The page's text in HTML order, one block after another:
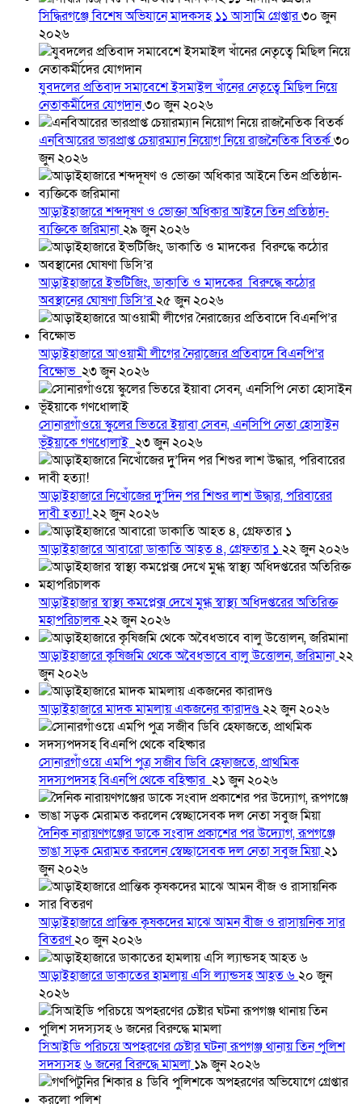
সিদ্ধিরগঞ্জে বিশেষ অভিযানে মাদকসহ ১১ আসামি গ্রেপ্তার৩০ জুন
২০২৬
যুবদলের প্রতিবাদ সমাবেশে ইসমাইল খাঁনের নেতৃত্বে মিছিল নিয়ে
নেতাকর্মীদের যোগদান৩০ জুন ২০২৬
এনবিআরের ভারপ্রাপ্ত চেয়ারম্যান নিয়োগ নিয়ে রাজনৈতিক বিতর্ক৩০
জুন ২০২৬
আড়াইহাজারে শব্দদূষণ ও ভোক্তা অধিকার আইনে তিন প্রতিষ্ঠান-
ব্যক্তিকে জরিমানা২৯ জুন ২০২৬
আড়াইহাজারে ইভটিজিং, ডাকাতি ও মাদকের বিরুদ্ধে কঠোর
অবস্থানের ঘোষণা ডিসি’র২৫ জুন ২০২৬
আড়াইহাজারে আওয়ামী লীগের নৈরাজ্যের প্রতিবাদে বিএনপি’র
বিক্ষোভ ২৩ জুন ২০২৬
সোনারগাঁওয়ে স্কুলের ভিতরে ইয়াবা সেবন, এনসিপি নেতা হোসাইন
ভূঁইয়াকে গণধোলাই ২৩ জুন ২০২৬
আড়াইহাজারে নিখোঁজের দুু’দিন পর শিশুর লাশ উদ্ধার, পরিবারের
দাবী হত্যা!২২ জুন ২০২৬
আড়াইহাজারে আবারো ডাকাতি আহত ৪, গ্রেফতার ১ ২২ জুন ২০২৬
আড়াইহাজার স্বাস্থ্য কমপ্লেক্স দেখে মুগ্ধ স্বাস্থ্য অধিদপ্তরের অতিরিক্ত
মহাপরিচালক২২ জুন ২০২৬
আড়াইহাজারে কৃষিজমি থেকে অবৈধভাবে বালু উত্তোলন, জরিমানা২২
জুন ২০২৬
আড়াইহাজারে মাদক মামলায় একজনের কারাদণ্ড২২ জুন ২০২৬
সোনারগাঁওয়ে এমপি পুত্র সজীব ডিবি হেফাজতে, প্রাথমিক
সদস্যপদসহ বিএনপি থেকে বহিষ্কার ২১ জুন ২০২৬
দৈনিক নারায়ণগঞ্জের ডাকে সংবাদ প্রকাশের পর উদ্যোগ, রূপগঞ্জে
ভাঙা সড়ক মেরামত করলেন স্বেচ্ছাসেবক দল নেতা সবুজ মিয়া২১
জুন ২০২৬
আড়াইহাজারে প্রান্তিক কৃষকদের মাঝে আমন বীজ ও রাসায়নিক সার
বিতরণ২০ জুন ২০২৬
আড়াইহাজারে ডাকাতের হামলায় এসি ল্যান্ডসহ আহত ৬২০ জুন
২০২৬
সিআইডি পরিচয়ে অপহরণের চেষ্টার ঘটনা রূপগঞ্জ থানায় তিন পুলিশ
সদস্যসহ ৬ জনের বিরুদ্ধে মামলা ১৯ জুন ২০২৬